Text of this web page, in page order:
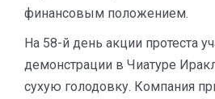
финансовым положением.
На 58-й день акции протеста
демонстрации в Чиатуре
сухую голодовку. Компания